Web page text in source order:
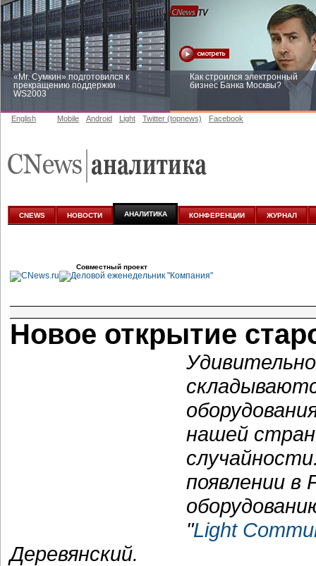
«Mr. Сумкин» подготовился к
прекращению поддержки
WS2003
Как строился электронный
бизнес Банка Москвы?
аналитике
English Mobile Android Light Twitter (topnews) Facebook
CNEWS НОВОСТИ АНАЛИТИКА КОНФЕРЕНЦИИ ЖУРНАЛ
Совместный проект
Новое открытие
нашей
появлении в
"Light
Деревянский.